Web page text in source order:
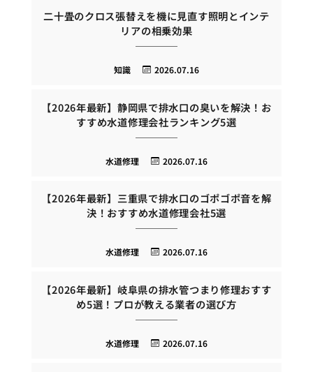
二十畳のクロス張替えを機に見直す照明とインテ
リアの相乗効果
2026.07.16
知識
【2026年最新】静岡県で排水口の臭いを解決！お
すすめ水道修理会社ランキング5選
2026.07.16
水道修理
【2026年最新】三重県で排水口のゴポゴポ音を解
決！おすすめ水道修理会社5選
2026.07.16
水道修理
【2026年最新】岐阜県の排水管つまり修理おすす
め5選！プロが教える業者の選び方
2026.07.16
水道修理